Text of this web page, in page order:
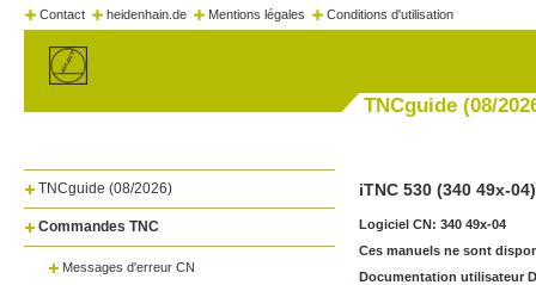
Contact heidenhain.de Mentions légales Conditions d'utilisation
TNCguide (08/
TNCguide (08/2026)
Commandes TNC
Messages d'erreur CN
iTNC 530 (340 49x-04)
Logiciel CN: 340 49x-04
Ces manuels ne sont
Documentation utilisateur